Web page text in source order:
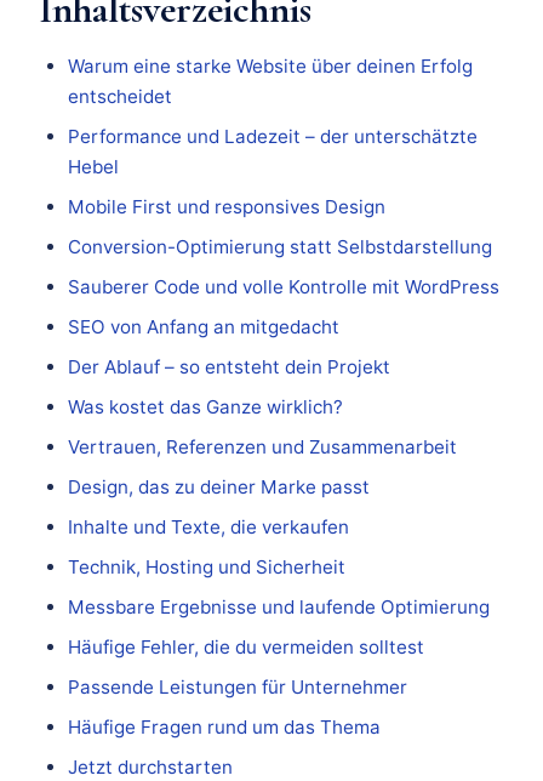
Warum eine starke Website über deinen Erfolg
entscheidet
Performance und Ladezeit – der unterschätzte
Hebel
Mobile First und responsives Design
Conversion-Optimierung statt Selbstdarstellung
Sauberer Code und volle Kontrolle mit WordPress
SEO von Anfang an mitgedacht
Der Ablauf – so entsteht dein Projekt
Was kostet das Ganze wirklich?
Vertrauen, Referenzen und Zusammenarbeit
Design, das zu deiner Marke passt
Inhalte und Texte, die verkaufen
Technik, Hosting und Sicherheit
Messbare Ergebnisse und laufende Optimierung
Häufige Fehler, die du vermeiden solltest
Passende Leistungen für Unternehmer
Häufige Fragen rund um das Thema
Jetzt durchstarten